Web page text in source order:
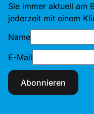
Sie immer aktuell am
jederzeit mit einem
Name
E-Mail
Abonnieren